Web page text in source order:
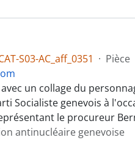
S03-AC_aff_0351 · Pièce
un collage du
Socialiste genevois à
le procureur
antinucléaire genevoise